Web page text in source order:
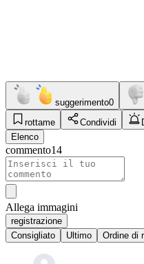
suggerimento0
rottame
Condividi
Elenco
commento14
Allega immagini
registrazione
Consigliato
Ultimo Ordine di